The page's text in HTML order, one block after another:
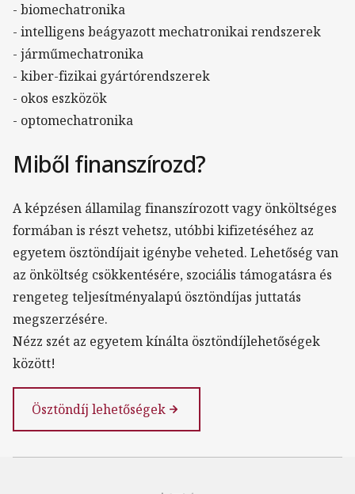
- biomechatronika
- intelligens beágyazott mechatronikai rendszerek
- járműmechatronika
- kiber-fizikai gyártórendszerek
- okos eszközök
- optomechatronika
Miből finanszírozd?
A képzésen államilag finanszírozott vagy önköltséges
formában is részt vehetsz, utóbbi kifizetéséhez az
egyetem ösztöndíjait igénybe veheted. Lehetőség van
az önköltség csökkentésére, szociális támogatásra és
rengeteg teljesítményalapú ösztöndíjas juttatás
megszerzésére.
Nézz szét az egyetem kínálta ösztöndíjlehetőségek
között!
Ösztöndíj lehetőségek